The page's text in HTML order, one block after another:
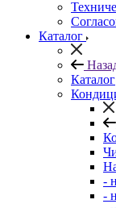
Каталог
Каталог
-
-